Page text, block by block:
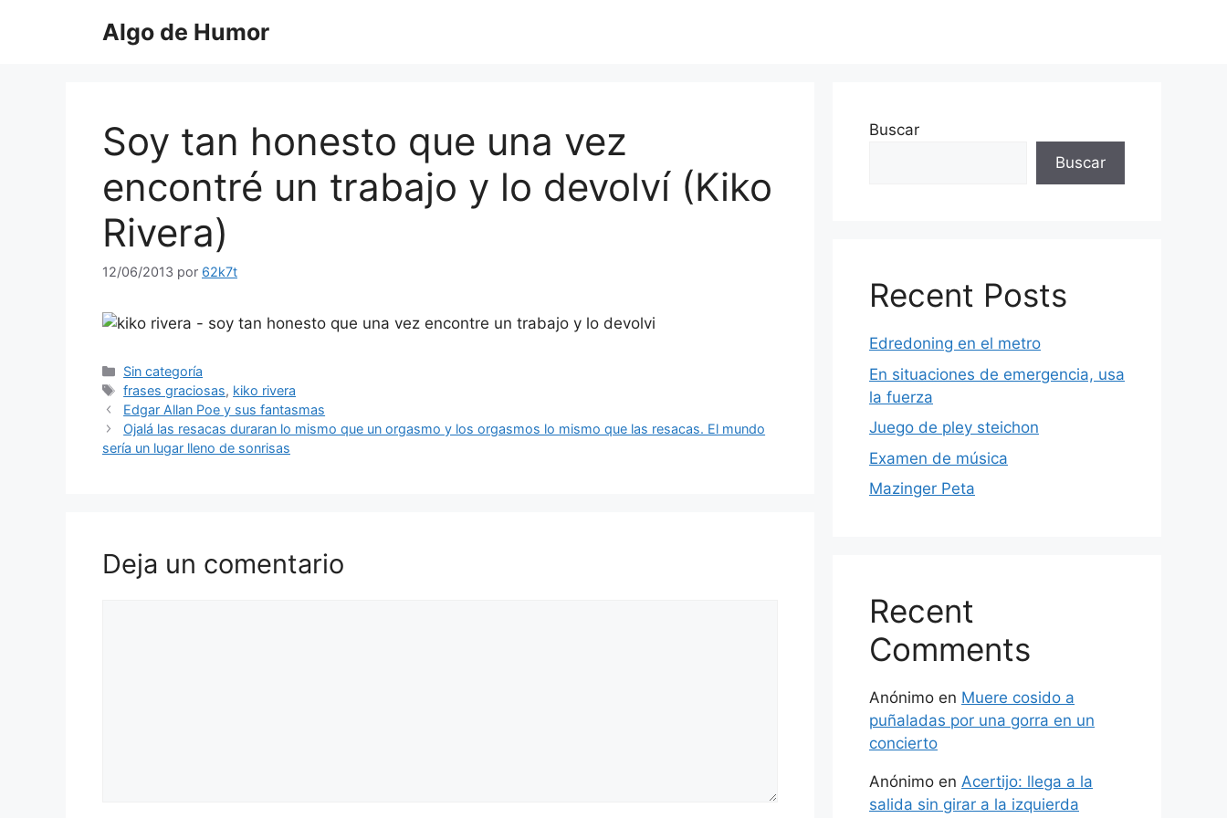
Algo de Humor
Soy tan honesto que una vez
encontré un trabajo y lo devolví (Kiko
Rivera)
12/06/2013 por 62k7t
Categorías
Sin categoría
Etiquetas
frases graciosas, kiko rivera
Edgar Allan Poe y sus fantasmas
Ojalá las resacas duraran lo mismo que un orgasmo y los orgasmos lo mismo que las resacas. El mundo
sería un lugar lleno de sonrisas
Deja un comentario
Buscar
Buscar
Recent Posts
Edredoning en el metro
En situaciones de emergencia, usa
la fuerza
Juego de pley steichon
Examen de música
Mazinger Peta
Recent
Comments
Anónimo en Muere cosido a
puñaladas por una gorra en un
concierto
Anónimo en Acertijo: llega a la
salida sin girar a la izquierda